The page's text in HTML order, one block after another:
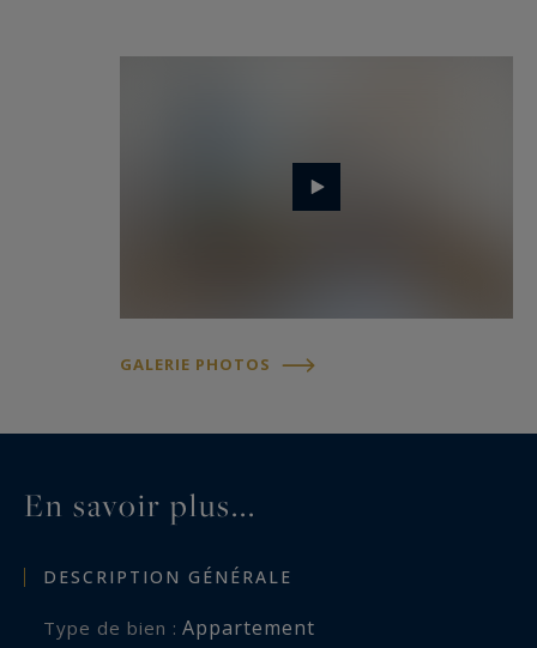
GALERIE PHOTOS
En savoir plus...
DESCRIPTION GÉNÉRALE
Type de bien : Appartement